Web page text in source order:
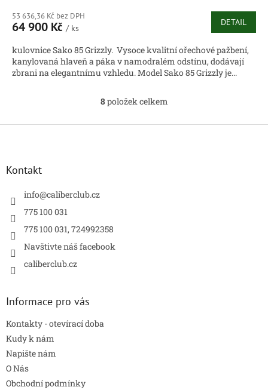
53 636,36 Kč bez DPH
64 900 Kč / ks
DETAIL
kulovnice Sako 85 Grizzly. Vysoce kvalitní ořechové pažbení,
kanylovaná hlaveň a páka v namodralém odstínu, dodávají
zbrani na elegantnímu vzhledu. Model Sako 85 Grizzly je...
O
l
8položek celkem
Kontakt
info@caliberclub.cz
775 100 031
775 100 031, 724992358
Navštivte náš facebook
caliberclub.cz
Informace pro vás
Kontakty - otevírací doba
Kudy k nám
Napište nám
O Nás
Obchodní podmínky